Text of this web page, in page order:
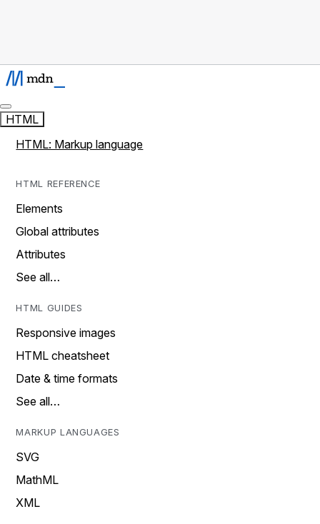
HTML
HTML: Markup language
HTML REFERENCE
Elements
Global attributes
Attributes
See all…
HTML GUIDES
Responsive images
HTML cheatsheet
Date & time formats
See all…
MARKUP LANGUAGES
SVG
MathML
XML